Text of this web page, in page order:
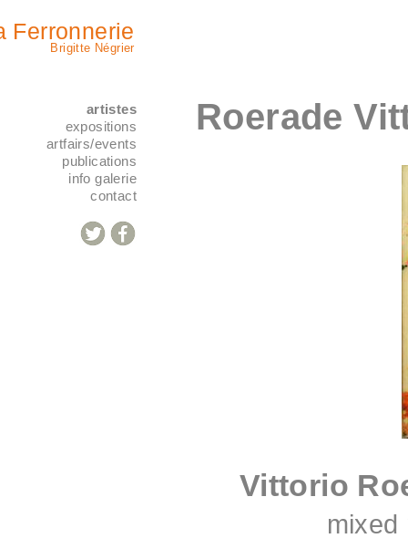
Ferronnerie
Brigitte Négrier
artistes
expositions
artfairs/events
publications
info galerie
contact
Roerade
Vittorio
mixed